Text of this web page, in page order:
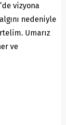
‘de vizyona
nedeniyle
Umarız
ve